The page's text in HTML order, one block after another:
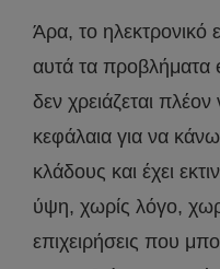
Άρα, το ηλεκτρονικό
αυτά τα
δεν χρειάζεται
κεφάλαια για να
κλάδους και έχει
ύψη, χωρίς λόγο,
επιχειρήσεις που